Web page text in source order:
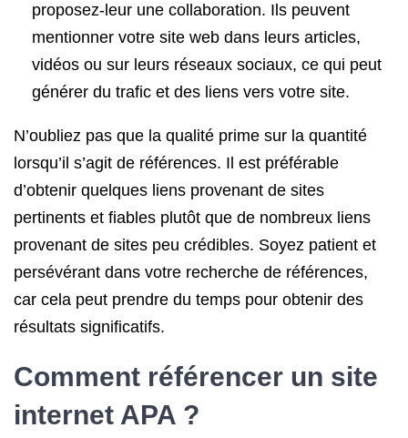
proposez-leur une collaboration. Ils peuvent
mentionner votre site web dans leurs articles,
vidéos ou sur leurs réseaux sociaux, ce qui peut
générer du trafic et des liens vers votre site.
N’oubliez pas que la qualité prime sur la quantité
lorsqu’il s’agit de références. Il est préférable
d’obtenir quelques liens provenant de sites
pertinents et fiables plutôt que de nombreux liens
provenant de sites peu crédibles. Soyez patient et
persévérant dans votre recherche de références,
car cela peut prendre du temps pour obtenir des
résultats significatifs.
Comment référencer un site
internet APA ?